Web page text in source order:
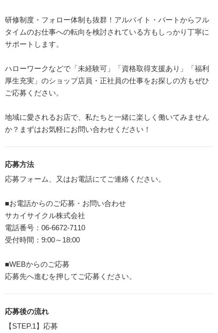
研修制度・フォロー体制も抜群！アルバイト・パートからフル
タイムのお仕事への転向を検討されている方もしっかり丁寧に
サポートします。
ハローワークなどで「未経験可」「資格取得支援あり」「福利
厚生充実」のショップ店員・正社員の仕事をお探しの方もぜひ
ご応募ください。
地域に愛されるお店で、私たちと一緒に楽しく働いてみません
か？まずはお気軽にお問い合わせください！
応募方法
応募フォーム、又はお電話にてご連絡ください。
■お電話からのご応募・お問い合わせ
サカイサイクル株式会社
電話番号：06-6672-7110
受付時間：9:00～18:00
■WEBからのご応募
応募先へ進むを押してご応募ください。
応募後の流れ
【STEP.1】応募